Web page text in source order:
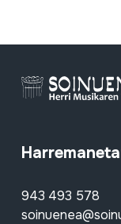
943 493 578